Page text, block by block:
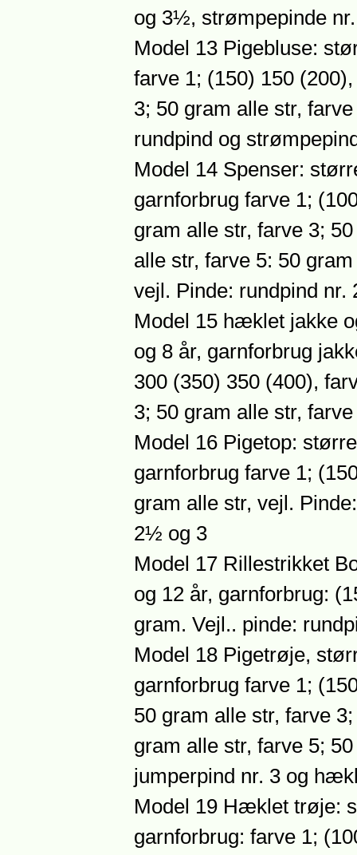
og 3½, strømpepinde
Model 13 Pigebluse:
farve 1; (150) 150
3; 50 gram alle str,
rundpind og
Model 14 Spenser:
garnforbrug farve 1;
gram alle str, farve 3;
alle str, farve 5: 50
vejl. Pinde: rundpind
Model 15 hæklet jakke
og 8 år, garnforbrug
300 (350) 350 (400),
3; 50 gram alle str,
Model 16 Pigetop:
garnforbrug farve 1;
gram alle str, vejl.
2½ og 3
Model 17 Rillestrikket
og 12 år, garnforbrug:
gram. Vejl.. pinde:
Model 18 Pigetrøje,
garnforbrug farve 1;
50 gram alle str, farve
gram alle str, farve 5;
jumperpind nr. 3 og
Model 19 Hæklet trøje:
garnforbrug: farve 1;